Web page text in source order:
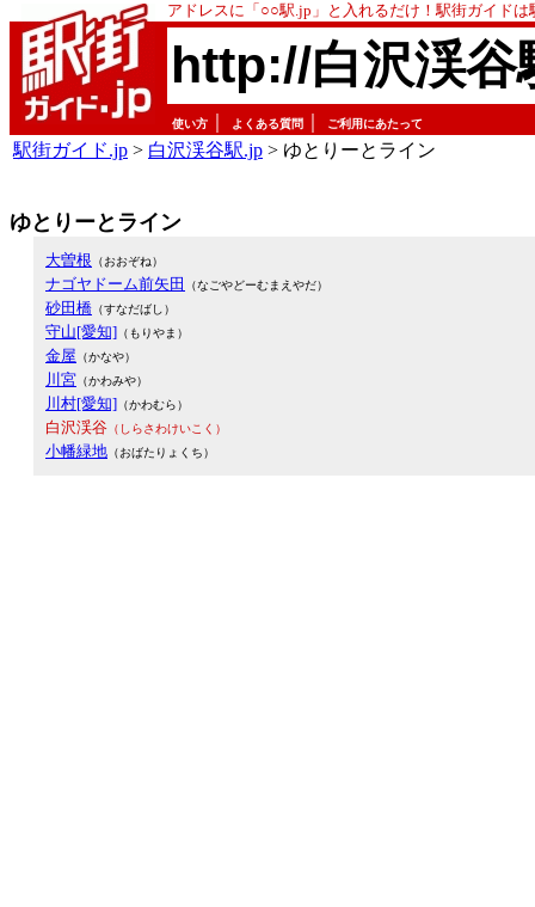
アドレスに「○○駅.jp」と入れるだけ！駅街ガイド
http://白沢渓谷
使い方 よくある質問 ご利用にあたって
駅街ガイド.jp > 白沢渓谷駅.jp > ゆとりーとライン
ゆとりーとライン
大曽根 （おおぞね）
ナゴヤドーム前矢田 （なごやどーむまえやだ）
砂田橋 （すなだばし）
守山[愛知] （もりやま）
金屋 （かなや）
川宮 （かわみや）
川村[愛知] （かわむら）
白沢渓谷 （しらさわけいこく）
小幡緑地 （おばたりょくち）